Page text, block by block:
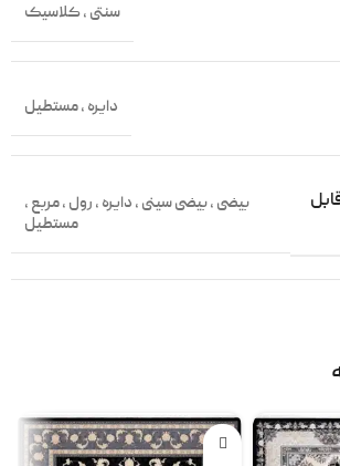
سنتی ,کلاسیک
دایره ,مستطیل
بیضی ,بیضی سینی , دایره , رول ,مربع ,
مستطیل